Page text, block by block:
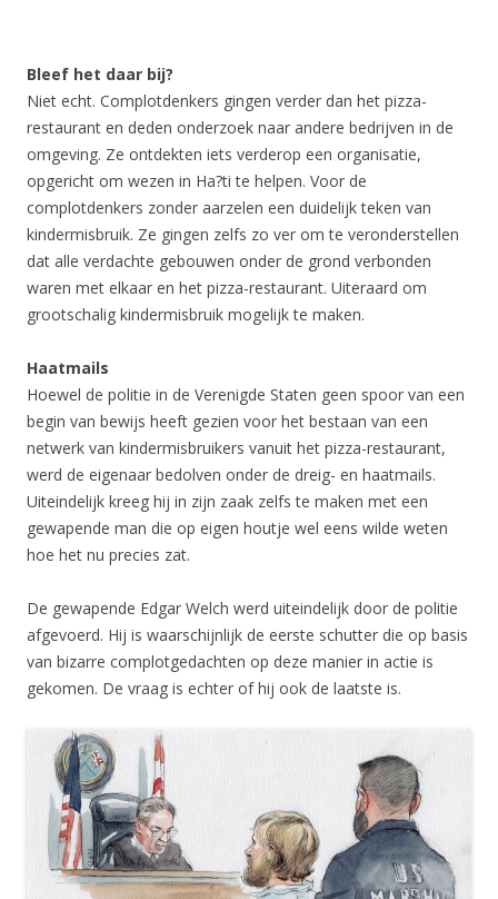
Bleef het daar bij?
Niet echt. Complotdenkers gingen verder dan het pizza-
restaurant en deden onderzoek naar andere bedrijven in de
omgeving. Ze ontdekten iets verderop een organisatie,
opgericht om wezen in Ha?ti te helpen. Voor de
complotdenkers zonder aarzelen een duidelijk teken van
kindermisbruik. Ze gingen zelfs zo ver om te veronderstellen
dat alle verdachte gebouwen onder de grond verbonden
waren met elkaar en het pizza-restaurant. Uiteraard om
grootschalig kindermisbruik mogelijk te maken.
Haatmails
Hoewel de politie in de Verenigde Staten geen spoor van een
begin van bewijs heeft gezien voor het bestaan van een
netwerk van kindermisbruikers vanuit het pizza-restaurant,
werd de eigenaar bedolven onder de dreig- en haatmails.
Uiteindelijk kreeg hij in zijn zaak zelfs te maken met een
gewapende man die op eigen houtje wel eens wilde weten
hoe het nu precies zat.
De gewapende Edgar Welch werd uiteindelijk door de politie
afgevoerd. Hij is waarschijnlijk de eerste schutter die op basis
van bizarre complotgedachten op deze manier in actie is
gekomen. De vraag is echter of hij ook de laatste is.